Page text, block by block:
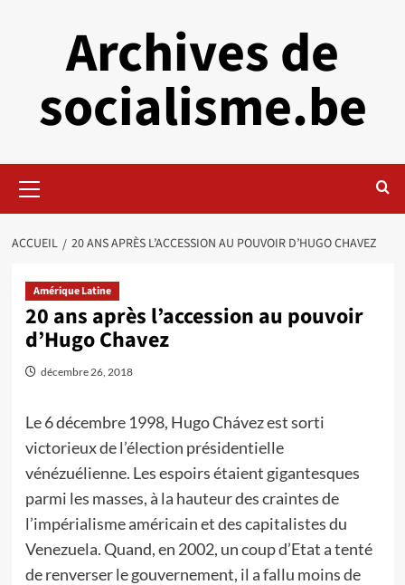
Archives de
socialisme.be
principal
ACCUEIL 20 ANS APRÈS L’ACCESSION AU POUVOIR D’HUGO CHAVEZ
Amérique Latine
20 ans après l’accession au pouvoir
d’Hugo Chavez
décembre 26, 2018
Le 6 décembre 1998, Hugo Chávez est sorti
victorieux de l’élection présidentielle
vénézuélienne. Les espoirs étaient gigantesques
parmi les masses, à la hauteur des craintes de
l’impérialisme américain et des capitalistes du
Venezuela. Quand, en 2002, un coup d’Etat a tenté
de renverser le gouvernement, il a fallu moins de